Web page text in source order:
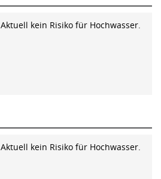
Aktuell kein Risiko für Hochwasser.
Aktuell kein Risiko für Hochwasser.